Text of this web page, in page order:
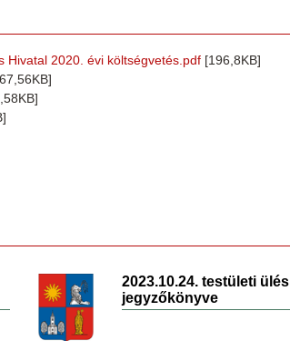
Hivatal 2020. évi költségvetés.pdf [196,8KB]
2023.10.24. testületi ülés
jegyzőkönyve